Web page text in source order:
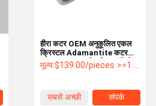
हीरा कटर OEM अनुकूलित एकल
क्रिस्टल Adamantite कटर
PMMA ABS एक्रिलिक पॉलिशिंग
Mach के लिए हीरा चमकाने वाला
मूल्य:$139.00/pieces >=1 pieces
सबसे अच्छी
संपर्क